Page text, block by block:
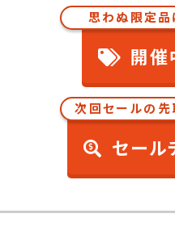
思わぬ限定品
開催
次回セールの先
セール